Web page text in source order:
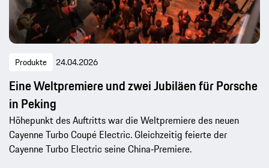
Produkte 24.04.2026
Eine Weltpremiere und zwei Jubiläen für Porsche
in Peking
Höhepunkt des Auftritts war die Weltpremiere des neuen
Cayenne Turbo Coupé Electric. Gleichzeitig feierte der
Cayenne Turbo Electric seine China‑Premiere.